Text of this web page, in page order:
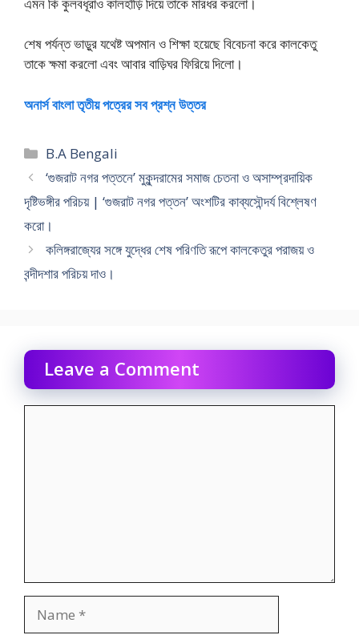
শেষ পর্যন্ত ভাড়ুর যথেষ্ট অপমান ও শিক্ষা হয়েছে বিবেচনা করে কালকেতু
তাকে ক্ষমা করলো এবং আবার বাড়িঘর ফিরিয়ে দিলো।
অনার্স বাংলা তৃতীয় পত্রের সব প্রশ্ন উত্তর
Categories
B.A Bengali
‘গুজরাট নগর পত্তনে’ মুকুন্দরামের সমাজ চেতনা ও অসাম্প্রদায়িক
দৃষ্টিভঙ্গীর পরিচয় | ‘গুজরাট নগর পত্তন’ অংশটির কাব্যসৌন্দর্য বিশ্লেষণ
করো।
কলিঙ্গরাজ্যের সঙ্গে যুদ্ধের শেষ পরিণতি রূপে কালকেতুর পরাজয় ও
বন্দীদশার পরিচয় দাও।
Leave a Comment